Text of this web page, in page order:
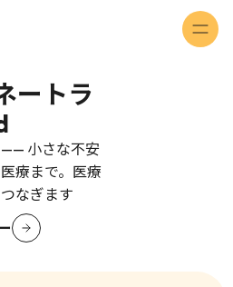
とは
ートラ
小さな不安
療まで。医療
なぎます